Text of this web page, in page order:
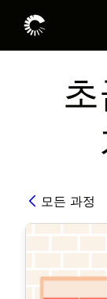
모든 과정